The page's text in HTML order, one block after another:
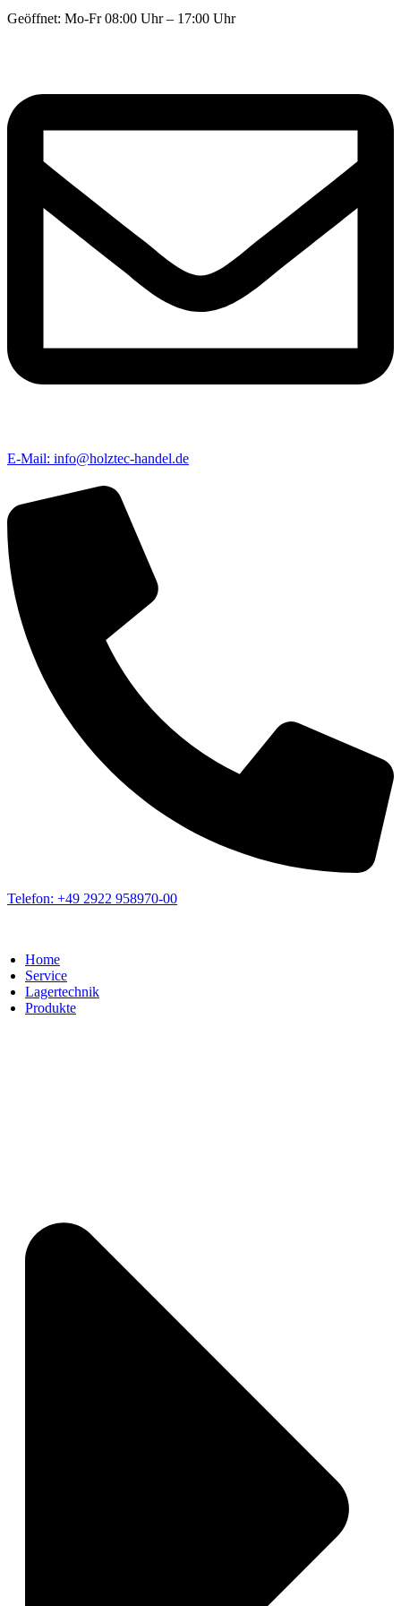
Geöffnet: Mo-Fr 08:00 Uhr – 17:00 Uhr
E-Mail: info@holztec-handel.de
Telefon: +49 2922 958970-00
Home
Service
Lagertechnik
Produkte